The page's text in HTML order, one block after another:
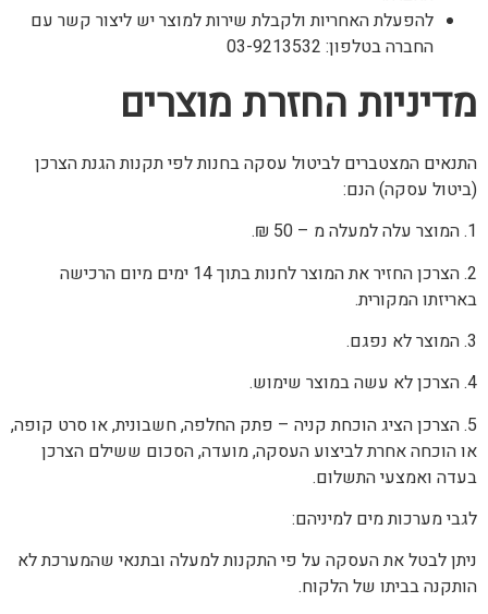
להפעלת האחריות ולקבלת שירות למוצר יש ליצור קשר עם
החברה בטלפון: 03-9213532
מדיניות החזרת מוצרים
התנאים המצטברים לביטול עסקה בחנות לפי תקנות הגנת הצרכן
(ביטול עסקה) הנם:
1. המוצר עלה למעלה מ – 50 ₪.
2. הצרכן החזיר את המוצר לחנות בתוך 14 ימים מיום הרכישה
באריזתו המקורית.
3. המוצר לא נפגם.
4. הצרכן לא עשה במוצר שימוש.
5. הצרכן הציג הוכחת קניה – פתק החלפה, חשבונית, או סרט קופה,
או הוכחה אחרת לביצוע העסקה, מועדה, הסכום ששילם הצרכן
בעדה ואמצעי התשלום.
לגבי מערכות מים למיניהם:
ניתן לבטל את העסקה על פי התקנות למעלה ובתנאי שהמערכת לא
הותקנה בביתו של הלקוח.